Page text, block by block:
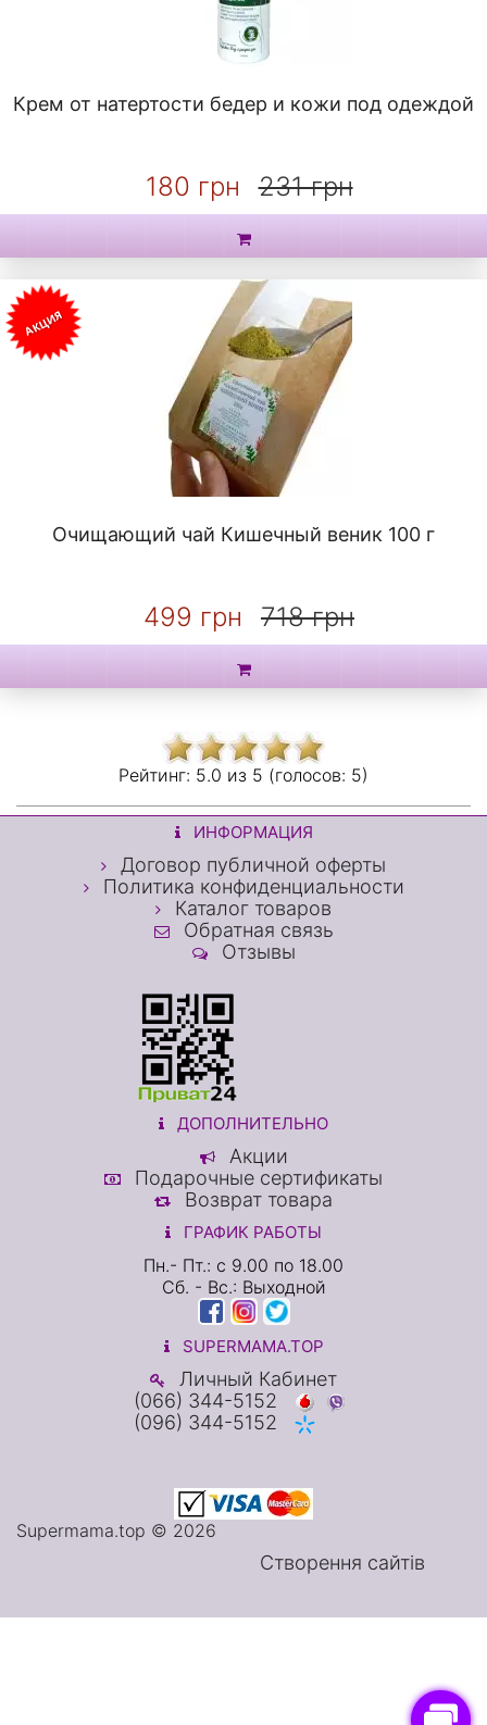
Крем от натертости бедер и кожи под одеждой
180 грн 231 грн
Очищающий чай Кишечный веник 100 г
АКЦИЯ
499 грн 718 грн
Рейтинг: 5.0 из 5 (голосов: 5)
ИНФОРМАЦИЯ
Договор публичной оферты
Политика конфиденциальности
Каталог товаров
Обратная связь
Отзывы
ДОПОЛНИТЕЛЬНО
Акции
Подарочные сертификаты
Возврат товара
ГРАФИК РАБОТЫ
Пн.- Пт.: с 9.00 по 18.00
Сб. - Вс.: Выходной
SUPERMAMA.TOP
Личный Кабинет
(066) 344-5152
(096) 344-5152
Supermama.top © 2026
Створення сайтів